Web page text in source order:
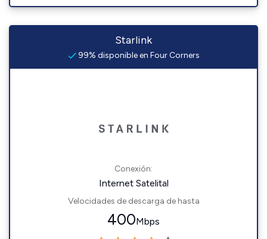
Starlink
99% disponible en Four Corners
Conexión:
Internet Satelital
Velocidades de descarga de hasta
400Mbps